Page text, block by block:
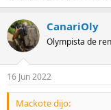
CanariOly
Olympista de
16 Jun 2022
Mackote dijo: